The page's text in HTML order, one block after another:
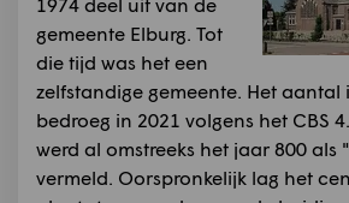
gemeente Elburg. Tot
die tijd was het een
zelfstandige gemeente. Het aantal
bedroeg in 2021 volgens het CBS
werd al omstreeks het jaar 800 als
vermeld. Oorspronkelijk lag het